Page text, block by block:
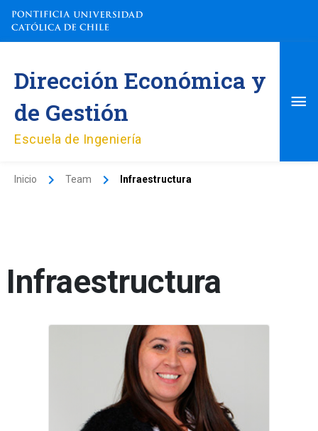
contenido
Dirección Económica y
de Gestión
Escuela de Ingeniería
Inicio Team Infraestructura
Infraestructura